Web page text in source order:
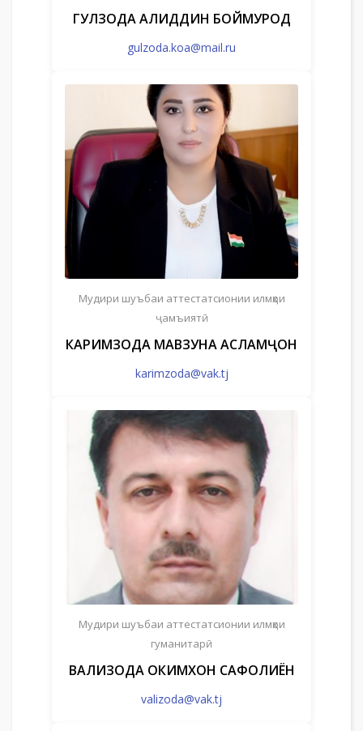
ГУЛЗОДА АҲЛИДДИН БОЙМУРОД
gulzoda.koa@mail.ru
Мудири шуъбаи аттестатсионии илмҳои
ҷамъиятӣ
КАРИМЗОДА МАВЗУНА АСЛАМҶОН
karimzoda@vak.tj
Мудири шуъбаи аттестатсионии илмҳои
гуманитарӣ
ВАЛИЗОДА ҲОКИМХОН САФОЛИЁН
valizoda@vak.tj